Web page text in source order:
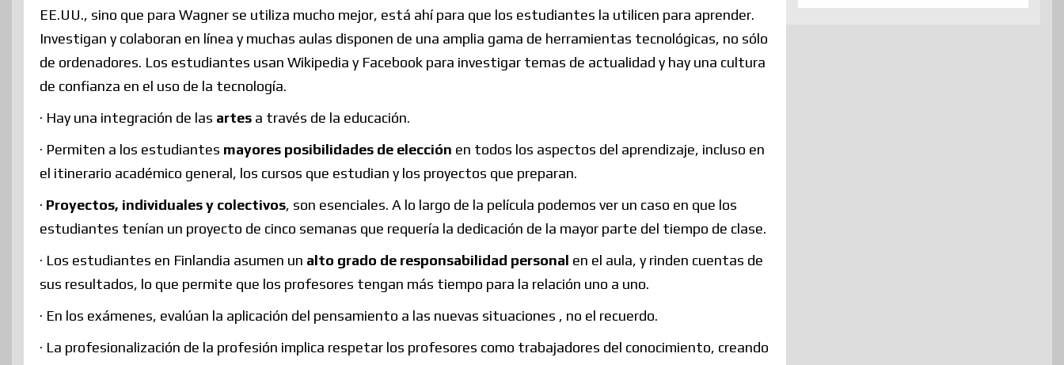
EE.UU., sino que para Wagner se utiliza mucho mejor, está ahí para que los estudiantes la utilicen para aprender.
Investigan y colaboran en línea y muchas aulas disponen de una amplia gama de herramientas tecnológicas, no sólo
de ordenadores. Los estudiantes usan Wikipedia y Facebook para investigar temas de actualidad y hay una cultura
de confianza en el uso de la tecnología.
· Hay una integración de las artes a través de la educación.
· Permiten a los estudiantes mayores posibilidades de elección en todos los aspectos del aprendizaje, incluso en
el itinerario académico general, los cursos que estudian y los proyectos que preparan.
· Proyectos, individuales y colectivos, son esenciales. A lo largo de la película podemos ver un caso en que los
estudiantes tenían un proyecto de cinco semanas que requería la dedicación de la mayor parte del tiempo de clase.
· Los estudiantes en Finlandia asumen un alto grado de responsabilidad personal en el aula, y rinden cuentas de
sus resultados, lo que permite que los profesores tengan más tiempo para la relación uno a uno.
· En los exámenes, evalúan la aplicación del pensamiento a las nuevas situaciones , no el recuerdo.
· La profesionalización de la profesión implica respetar los profesores como trabajadores del conocimiento, creando